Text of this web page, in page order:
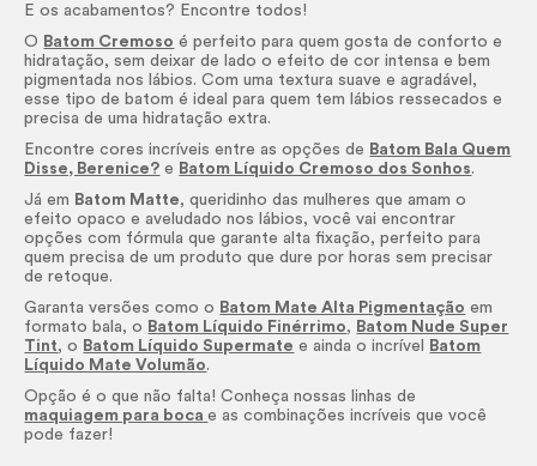
E os acabamentos? Encontre todos!
O Batom Cremoso é perfeito para quem gosta de conforto e
hidratação, sem deixar de lado o efeito de cor intensa e bem
pigmentada nos lábios. Com uma textura suave e agradável,
esse tipo de batom é ideal para quem tem lábios ressecados e
precisa de uma hidratação extra.
Encontre cores incríveis entre as opções de Batom Bala Quem
Disse, Berenice? e Batom Líquido Cremoso dos Sonhos.
Já em Batom Matte, queridinho das mulheres que amam o
efeito opaco e aveludado nos lábios, você vai encontrar
opções com fórmula que garante alta fixação, perfeito para
quem precisa de um produto que dure por horas sem precisar
de retoque.
Garanta versões como o Batom Mate Alta Pigmentação em
formato bala, o Batom Líquido Finérrimo, Batom Nude Super
Tint, o Batom Líquido Supermate e ainda o incrível
Batom
Líquido Mate Volumão.
Opção é o que não falta! Conheça nossas linhas de
maquiagem para bocae as combinações incríveis que você
pode fazer!